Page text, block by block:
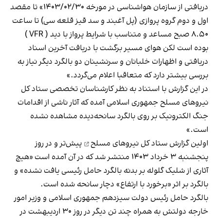
دریافتی از سازمان هواشناسی در مورخه ۱۴۰۳/۰۲/۳۰» تا مقصد
اول و دوم گروه پروازی (پل آغبند و سد قیز قلعه سی) تا ساعت
۸.۵۰ صبح مساعد و متناسب با شرایط پرواز با دید ( VFR )
بوده است لکن هوای مسیر برگشت با دریافت آخرین اسناد
دریافتی و اظهارات خلبانان و سرنشینان دو بالگرد دیگر نیاز به
بررسی بیشتر دارد که متعاقبا اعلام می‌گردد.»
در این گزارش با استناد به نظر کارشناسان تخصصی ستاد کل
نیروهای مسلح جمهوری اسلامی آمده که آثار ناشی از اقدامات
جنگ الکترونیک بر روی بالگرد سانحه‌دیده مشاهده نشده
است.»
اولین گزارش ستاد کل نیروهای مسلح
پیش‌تر و در روز
پنجشنبه ۳ خرداد ۱۴۰۳ منتشر شد که در آن آمده است «هیچ
آثاری از شلیک گلوله بر بدنه بالگرد حامل رئیسی یافت نشده» و
بالگرد بر اثر «برخورد با ارتفاع» دچار سانحه شده است.
بالگرد حامل رئیس دولت سیزدهم جمهوری اسلامی و وزیر امور
خارجه دولتش به همراه چند تن دیگر در روز ۳۰ اردیبهشت در